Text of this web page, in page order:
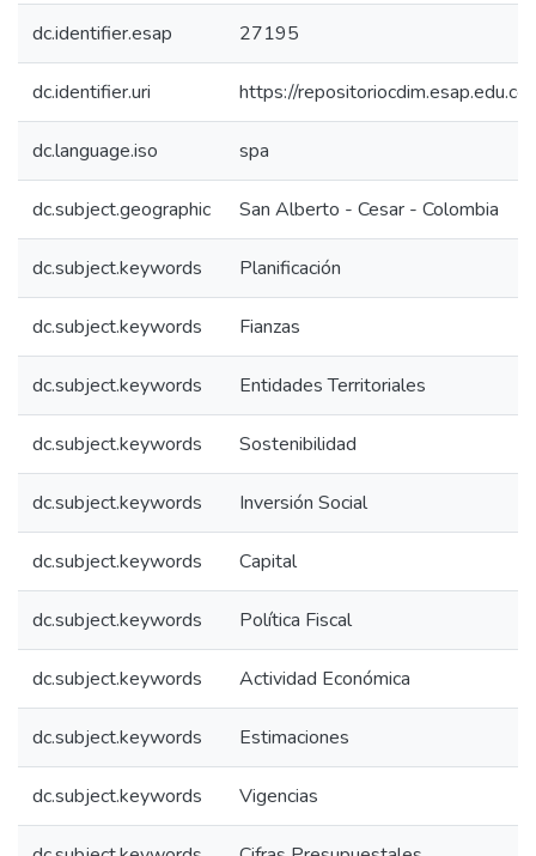
dc.identifier.esap 27195
dc.identifier.uri https://
dc.language.iso spa
dc.subject.geographic San Alberto - Cesar - Colombia
dc.subject.keywords Planificación
dc.subject.keywords Fianzas
dc.subject.keywords Entidades Territoriales
dc.subject.keywords Sostenibilidad
dc.subject.keywords Inversión Social
dc.subject.keywords Capital
dc.subject.keywords Política Fiscal
dc.subject.keywords Actividad Económica
dc.subject.keywords Estimaciones
dc.subject.keywords Vigencias